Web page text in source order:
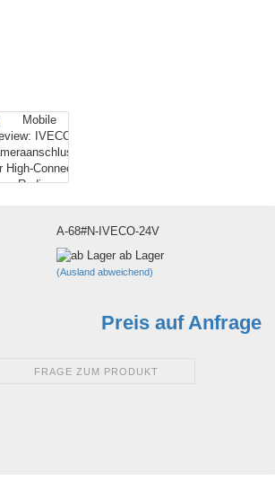
A-68#N-IVECO-24V
ab Lager
(Ausland abweichend)
Preis auf Anfrage
FRAGE ZUM PRODUKT